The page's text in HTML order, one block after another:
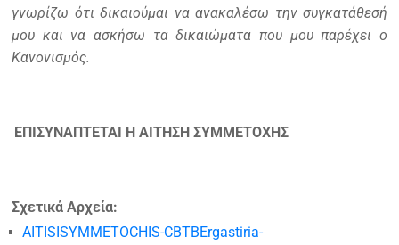
γνωρίζω ότι δικαιούμαι να ανακαλέσω την συγκατάθεσή
μου και να ασκήσω τα δικαιώματα που μου παρέχει ο
Κανονισμός.
ΕΠΙΣΥΝΑΠΤΕΤΑΙ Η ΑΙΤΗΣΗ ΣΥΜΜΕΤΟΧΗΣ
Σχετικά Αρχεία:
AITISISYMMETOCHIS-CBTBErgastiria-